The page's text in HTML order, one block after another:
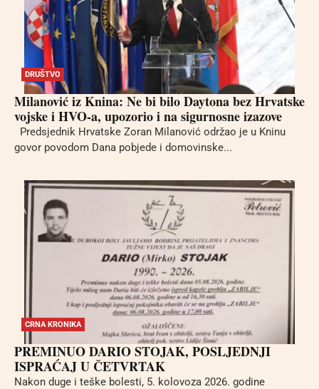
DRUŠTVO
Milanović iz Knina: Ne bi bilo Daytona bez Hrvatske
vojske i HVO-a, upozorio i na sigurnosne izazove
Predsjednik Hrvatske Zoran Milanović održao je u Kninu
govor povodom Dana pobjede i domovinske...
CRNA KRONIKA
PREMINUO DARIO STOJAK, POSLJEDNJI
ISPRAĆAJ U ČETVRTAK
Nakon duge i teške bolesti, 5. kolovoza 2026. godine